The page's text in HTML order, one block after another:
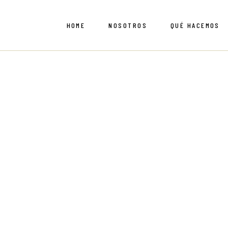
HOME NOSOTROS QUÉ HACEMOS